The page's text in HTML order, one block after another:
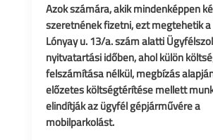
Azok számára, akik mindenképpen
szeretnének fizetni, ezt megtehetik a
Lónyay u. 13/a. szám alatti
nyitvatartási időben, ahol külön
felszámítása nélkül, megbízás
előzetes költségtérítése mellett
elindítják az ügyfél gépjárművére a
mobilparkolást.